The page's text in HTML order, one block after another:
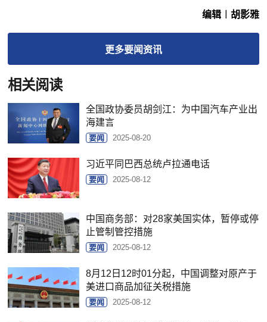
编辑︱胡影雅
更多要闻资讯
相关阅读
全国政协委员胡剑江：为中国汽车产业出
海建言
要闻 2025-08-20
习近平同巴西总统卢拉通电话
要闻 2025-08-12
中国商务部：对28家美国实体，暂停或停
止管制管控措施
要闻 2025-08-12
8月12日12时01分起，中国调整对原产于
美进口商品加征关税措施
要闻 2025-08-12